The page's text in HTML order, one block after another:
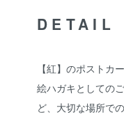
DETAIL
【紅】のポストカ
絵ハガキとしての
ど、大切な場所で